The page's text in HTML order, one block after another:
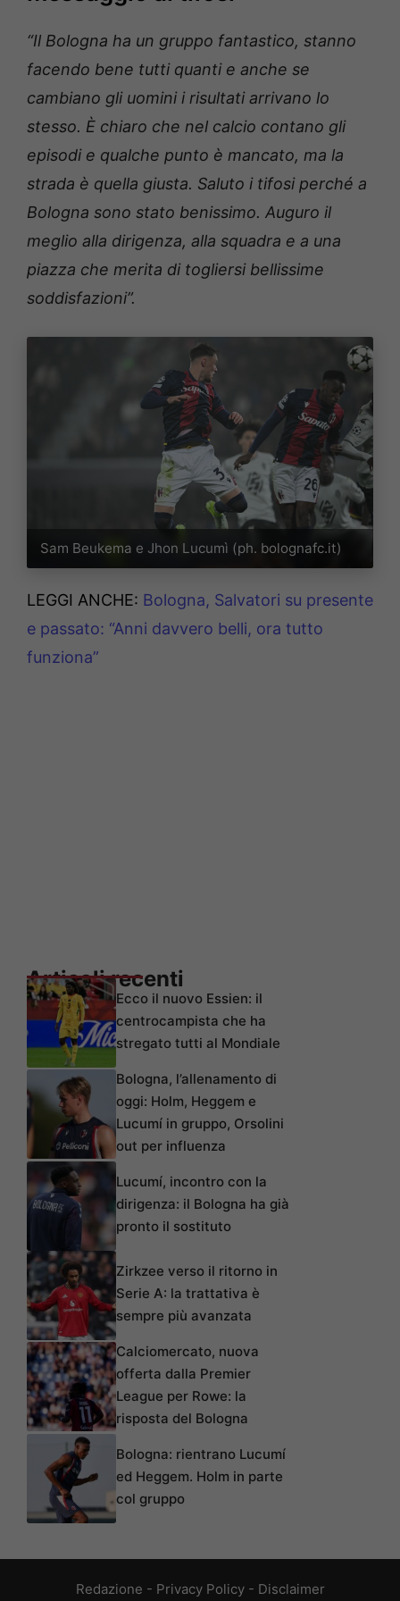
“Il Bologna ha un gruppo fantastico, stanno
facendo bene tutti quanti e anche se
cambiano gli uomini i risultati arrivano lo
stesso. È chiaro che nel calcio contano gli
episodi e qualche punto è mancato, ma la
strada è quella giusta. Saluto i tifosi perché a
Bologna sono stato benissimo. Auguro il
meglio alla dirigenza, alla squadra e a una
piazza che merita di togliersi bellissime
soddisfazioni”.
Sam Beukema e Jhon Lucumì (ph. bolognafc.it)
LEGGI ANCHE: Bologna, Salvatori su presente
e passato: “Anni davvero belli, ora tutto
funziona”
Articoli recenti
Ecco il nuovo Essien: il
centrocampista che ha
stregato tutti al Mondiale
Bologna, l’allenamento di
oggi: Holm, Heggem e
Lucumí in gruppo, Orsolini
out per influenza
Lucumí, incontro con la
dirigenza: il Bologna ha già
pronto il sostituto
Zirkzee verso il ritorno in
Serie A: la trattativa è
sempre più avanzata
Calciomercato, nuova
offerta dalla Premier
League per Rowe: la
risposta del Bologna
Bologna: rientrano Lucumí
ed Heggem. Holm in parte
col gruppo
Redazione - Privacy Policy- Disclaimer